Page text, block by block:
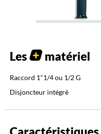
Les matériel
Raccord 1"1/4 ou 1/2 G
Disjoncteur intégré